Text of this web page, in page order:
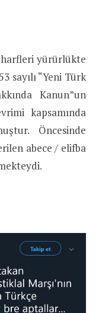
harfleri yürürlükte
sayılı “Yeni Türk
Kanun”un
kapsamında
Öncesinde
abece / elifba